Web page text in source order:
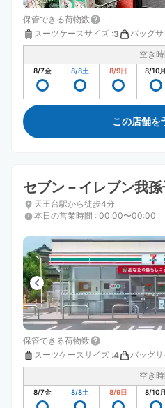
保管できる荷物数
スーツケースサイズ :3 バッグ
空き
8/7金 8/8土 8/9日 8/10月
この店舗を
セブン－イレブン我
天王台駅から徒歩4分
本日の営業時間 : 00:00〜00:00
保管できる荷物数
スーツケースサイズ :4 バッグ
空き
8/7金 8/8土 8/9日 8/10月